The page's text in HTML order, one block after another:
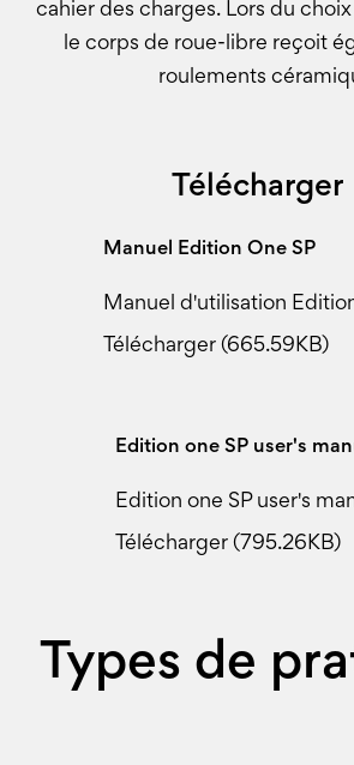
cahier des charges. Lors du
le corps de roue-libre reçoit
roulements
Télécharger
Manuel Edition One SP
Manuel d'utilisation
Télécharger (665.59KB)
Edition one SP user's
Edition one SP user's
Télécharger (795.26KB)
Types de